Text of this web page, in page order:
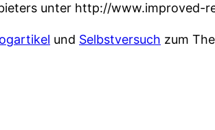
unter http://www.improved-
und Selbstversuch zum